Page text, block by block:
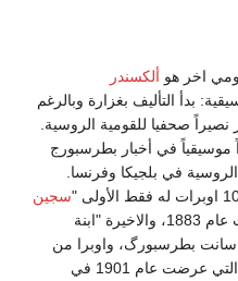
اخر هو ألكسندر
بدأ التأليف بغزارة وبالرغم
صحفيا للقومية الروسية.
1877 كان ناقداً موسيقياً في أخبار بطرسبورج
في بلجيكا وفرنسا.
سجين
" التي بداها عام 1857 وانتجت عام 1883، والاخيرة "ابنة
التي عرضت عام 1911 في سانت بطرسبورگ، واوبرا من
عرضت عام 1901 في